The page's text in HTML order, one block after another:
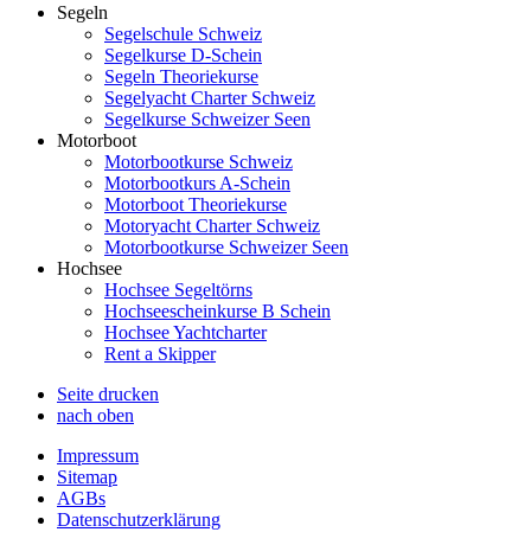
Segeln
Segelschule Schweiz
Segelkurse D-Schein
Segeln Theoriekurse
Segelyacht Charter Schweiz
Segelkurse Schweizer Seen
Motorboot
Motorbootkurse Schweiz
Motorbootkurs A-Schein
Motorboot Theoriekurse
Motoryacht Charter Schweiz
Motorbootkurse Schweizer Seen
Hochsee
Hochsee Segeltörns
Hochseescheinkurse B Schein
Hochsee Yachtcharter
Rent a Skipper
Seite drucken
nach oben
Impressum
Sitemap
AGBs
Datenschutzerklärung